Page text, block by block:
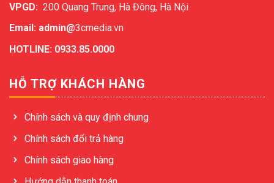
VPGD: 200 Quang Trung, Hà Đông, Hà Nội
Email: admin@3cmedia.vn
HOTLINE: 0933.85.0000
HỖ TRỢ KHÁCH HÀNG
Chính sách và quy định chung
Chính sách đổi trả hàng
Chính sách giao hàng